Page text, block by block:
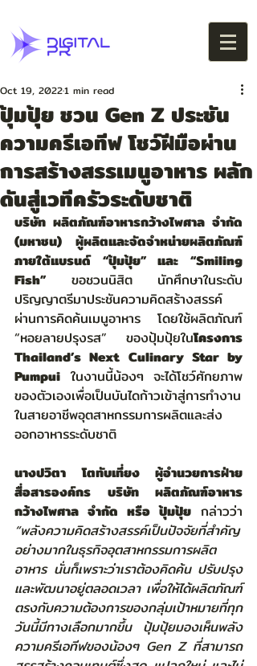
ปุ้มปุ้ย ชวน Gen Z ประชัน
ความครีเอทีฟ โชว์ฝีมือผ่าน
การสร้างสรรเมนูอาหาร ผลัก
ดันสู่เวทีครัวระดับชาติ
Oct 19, 20221 min read
บริษัท ผลิตภัณฑ์อาหารกว้างไพศาล จำกัด
(มหาชน) ผู้ผลิตและจัดจำหน่ายผลิตภัณฑ์
ภายใต้แบรนด์ “ปุ้มปุ้ย” และ “Smiling
Fish” ขอชวนนิสิต นักศึกษาในระดับ
ปริญญาตรีมาประชันความคิดสร้างสรรค์
ผ่านการคิดค้นเมนูอาหาร โดยใช้ผลิตภัณฑ์
“หอยลายปรุงรส” ของปุ้มปุ้ยในโครงการ
Thailand’s Next Culinary Star by
Pumpui ในงานนี้น้องๆ จะได้โชว์ศักยภาพ
ของตัวเองเพื่อเป็นบันไดก้าวเข้าสู่การทำงาน
ในสายอาชีพอุตสาหกรรมการผลิตและส่ง
ออกอาหารระดับชาติ
นางปวิตา โตทับเที่ยง ผู้อำนวยการฝ่าย
สื่อสารองค์กร บริษัท ผลิตภัณฑ์อาหาร
กว้างไพศาล จำกัด หรือ ปุ้มปุ้ย
“พลังความคิดสร้างสรรค์เป็นปัจจัยที่สำคัญ
อย่างมากในธุรกิจอุตสาหกรรมการผลิต
อาหาร นั่นก็เพราะว่าเราต้องคิดค้น ปรับปรุง
และพัฒนาอยู่ตลอดเวลา เพื่อให้ได้ผลิตภัณฑ์
ตรงกับความต้องการของกลุ่มเป้าหมายที่ทุก
วันนี้มีทางเลือกมากขึ้น ปุ้มปุ้ยมองเห็นพลัง
ความครีเอทีฟของน้องๆ Gen Z ที่สามารถ